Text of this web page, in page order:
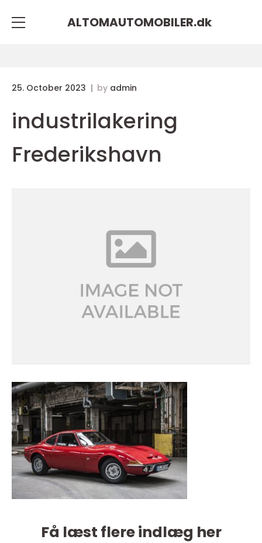
ALTOMAUTOMOBILER.dk
25. October 2023 by admin
industrilakering
Frederikshavn
Få læst flere indlæg her